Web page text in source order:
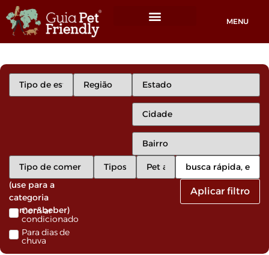
MENU
(use para a
categoria
comer&beber)
Com ar
condicionado
Para dias de
chuva
Aplicar filtro